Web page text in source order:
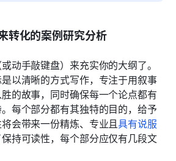
转化的案例研究分析
动手敲键盘）来充实你的大纲了。
以清晰的方式写作，专注于用叙事
的故事，同时确保每一个论点都有
每个部分都有其独特的目的，给予
会带来一份精炼、专业且具有说服
持可读性，每个部分应仅有几段文